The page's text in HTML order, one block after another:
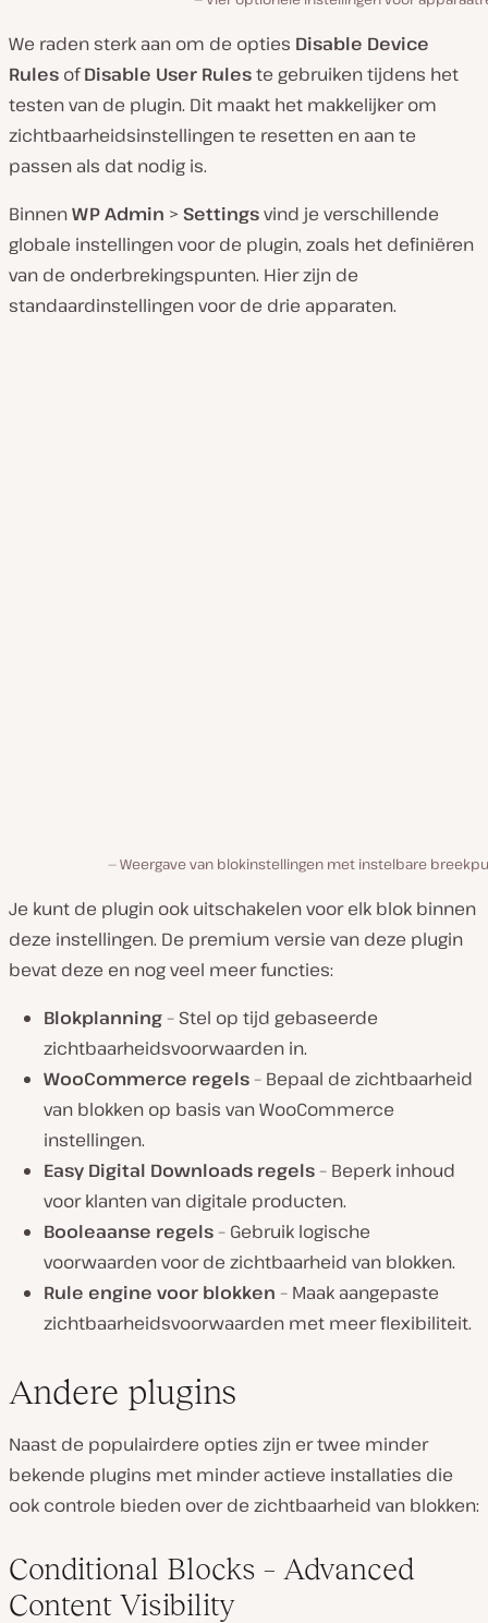
We raden sterk aan om de opties Disable Device
Rules ofDisable User Ruleste gebruiken tijdens het
testen van de plugin. Dit maakt het makkelijker om
zichtbaarheidsinstellingen te resetten en aan te
passen als dat nodig is.
BinnenWP Admin > Settingsvind je verschillende
globale instellingen voor de plugin, zoals het definiëren
van de onderbrekingspunten. Hier zijn de
standaardinstellingen voor de drie apparaten.
Weergave van blokinstellingen met instelbare
Je kunt de plugin ook uitschakelen voor elk blok binnen
deze instellingen. De premium versie van deze plugin
bevat deze en nog veel meer functies:
Blokplanning– Stel op tijd gebaseerde
zichtbaarheidsvoorwaarden in.
WooCommerce regels– Bepaal de zichtbaarheid
van blokken op basis van WooCommerce
instellingen.
Easy Digital Downloads regels– Beperk inhoud
voor klanten van digitale producten.
Booleaanse regels– Gebruik logische
voorwaarden voor de zichtbaarheid van blokken.
Rule engine voor blokken – Maak aangepaste
zichtbaarheidsvoorwaarden met meer flexibiliteit.
Andere plugins
Naast de populairdere opties zijn er twee minder
bekende plugins met minder actieve installaties die
ook controle bieden over de zichtbaarheid van blokken:
Conditional Blocks – Advanced
Content Visibility